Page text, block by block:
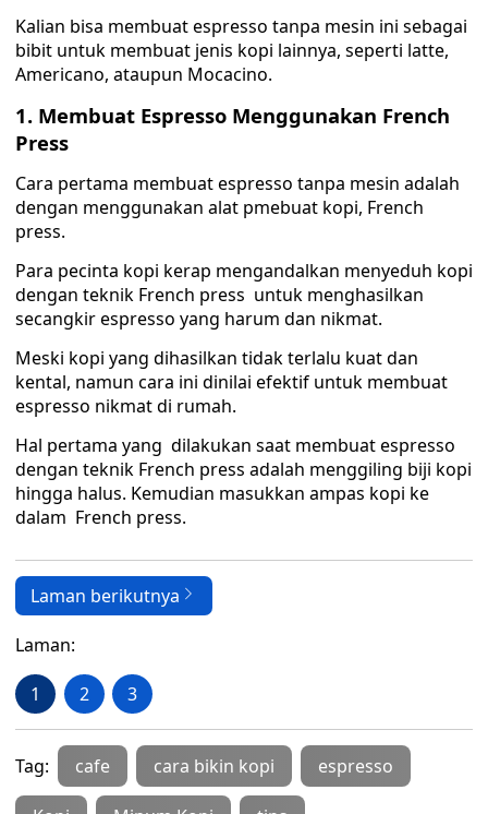
Kalian bisa membuat espresso tanpa mesin ini sebagai
bibit untuk membuat jenis kopi lainnya, seperti latte,
Americano, ataupun Mocacino.
1. Membuat Espresso Menggunakan French
Press
Cara pertama membuat espresso tanpa mesin adalah
dengan menggunakan alat pmebuat kopi, French
press.
Para pecinta kopi kerap mengandalkan menyeduh kopi
dengan teknik French press untuk menghasilkan
secangkir espresso yang harum dan nikmat.
Meski kopi yang dihasilkan tidak terlalu kuat dan
kental, namun cara ini dinilai efektif untuk membuat
espresso nikmat di rumah.
Hal pertama yang dilakukan saat membuat espresso
dengan teknik French press adalah menggiling biji kopi
hingga halus. Kemudian masukkan ampas kopi ke
dalam French press.
Laman berikutnya
Laman:
1 2 3
Tag: cafe cara bikin kopi espresso